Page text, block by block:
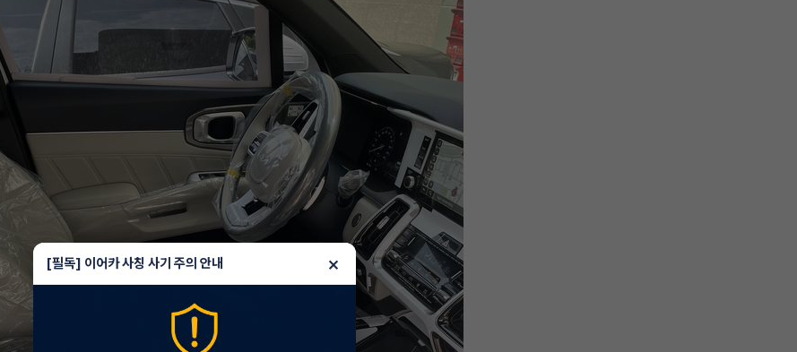
[필독] 이어카 사칭 사기 주의 안내 ×